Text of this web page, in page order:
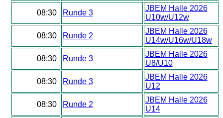
08:30 Runde 3
JBEM Halle 2026
U10w/U12w
08:30 Runde 2
JBEM Halle 2026
U14w/U16w/U18w
08:30 Runde 3
JBEM Halle 2026
U8/U10
08:30 Runde 3
JBEM Halle 2026
U12
08:30 Runde 2
JBEM Halle 2026
U14